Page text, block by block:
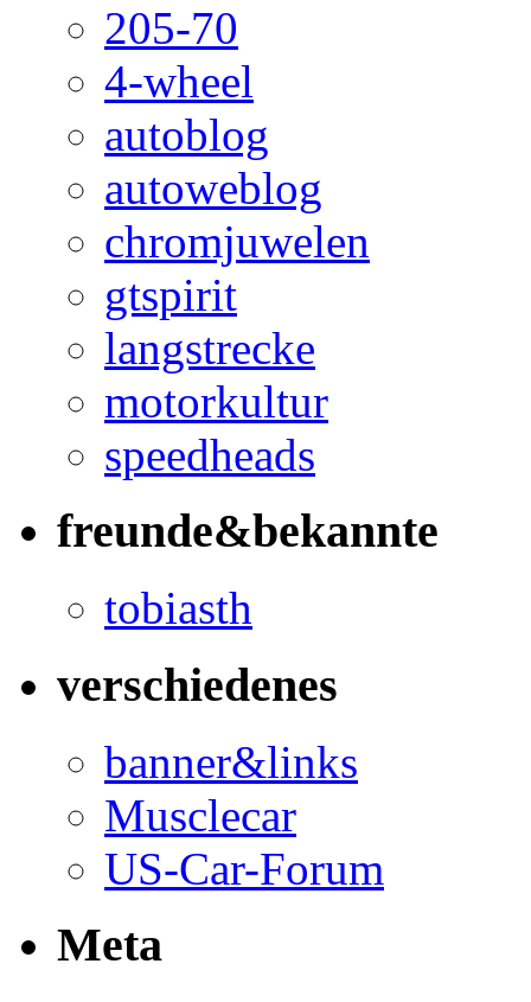
205-70
4-wheel
autoblog
autoweblog
chromjuwelen
gtspirit
langstrecke
motorkultur
speedheads
freunde&bekannte
tobiasth
verschiedenes
banner&links
Musclecar
US-Car-Forum
Meta